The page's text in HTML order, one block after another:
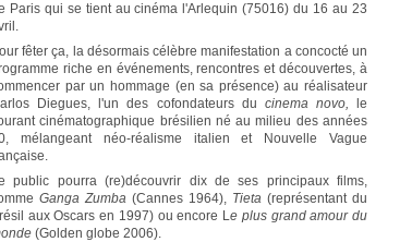
Paris qui se tient au cinéma l'Arlequin (75016) du 16 au 23
fêter ça, la désormais célèbre manifestation a concocté un
riche en événements, rencontres et découvertes, à
par un hommage (en sa présence) au réalisateur
Diegues, l'un des cofondateurs du cinema novo,
le
cinématographique brésilien né au milieu des années
mélangeant néo-réalisme italien et Nouvelle Vague
public pourra (re)découvrir dix de ses principaux films,
Ganga Zumba (Cannes 1964), Tieta (représentant du
aux Oscars en 1997) ou encore Le plus grand amour du
(Golden globe 2006).